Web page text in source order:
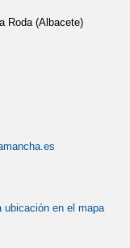
Roda (Albacete)
ubicación en el mapa